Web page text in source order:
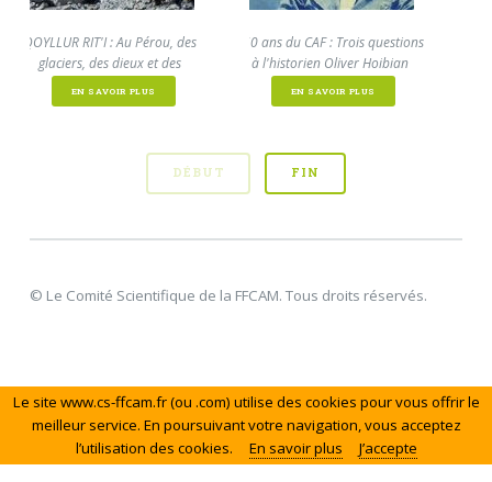
QOYLLUR RIT'I : Au Pérou, des
glaciers, des dieux et des
EN SAVOIR PLUS
150 ans du CAF : Trois questions
à l'historien Oliver Hoibian
EN SAVOIR PLUS
DÉBUT FIN
© Le Comité Scientifique de la FFCAM. Tous droits réservés.
Le site www.cs-ffcam.fr (ou .com) utilise des cookies pour vous offrir le
meilleur service. En poursuivant votre navigation, vous acceptez
l’utilisation des cookies.
En savoir plus J’accepte